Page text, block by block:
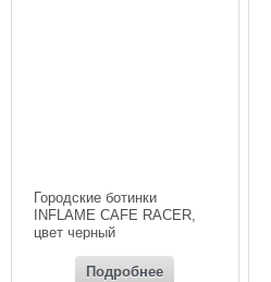
Городские ботинки
INFLAME CAFE RACER,
цвет черный
Подробнее